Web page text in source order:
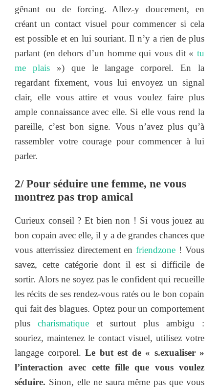
gênant ou de forcing. Allez-y doucement, en
créant un contact visuel pour commencer si cela
est possible et en lui souriant. Il n’y a rien de plus
parlant (en dehors d’un homme qui vous dit « tu
me plais») que le langage corporel. En la
regardant fixement, vous lui envoyez un signal
clair, elle vous attire et vous voulez faire plus
ample connaissance avec elle. Si elle vous rend la
pareille, c’est bon signe. Vous n’avez plus qu’à
rassembler votre courage pour commencer à lui
parler.
2/ Pour séduire une femme, ne vous
montrez pas trop amical
Curieux conseil ? Et bien non ! Si vous jouez au
bon copain avec elle, il y a de grandes chances que
vous atterrissiez directement enfriendzone ! Vous
savez, cette catégorie dont il est si difficile de
sortir. Alors ne soyez pas le confident qui recueille
les récits de ses rendez-vous ratés ou le bon copain
qui fait des blagues. Optez pour un comportement
plus charismatique et surtout plus ambigu :
souriez, maintenez le contact visuel, utilisez votre
langage corporel. Le but est de « s.exualiser »
l’interaction avec cette fille que vous voulez
séduire. Sinon, elle ne saura même pas que vous